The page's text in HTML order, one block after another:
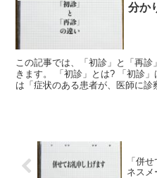
分か
この記事では、「初診」と「再
きます。 「初診」とは? 「初診
は「症状のある患者が、医師に診
「併
ネスメ